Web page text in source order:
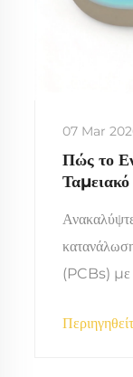
07 Mar
Πώς το
στο
(PCBs) με